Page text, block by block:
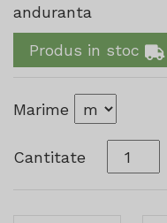
anduranta
Produs in stoc
Marime
Cantitate